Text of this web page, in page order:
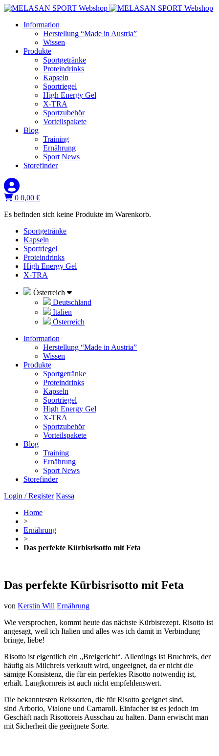
Information
Herstellung “Made in Austria”
Wissen
Produkte
Sportgetränke
Proteindrinks
Kapseln
Sportriegel
High Energy Gel
X-TRA
Sportzubehör
Vorteilspakete
Blog
Training
Ernährung
Sport News
Storefinder
0 0,00 €
Es befinden sich keine Produkte im Warenkorb.
Sportgetränke
Kapseln
Sportriegel
Proteindrinks
High Energy Gel
X-TRA
Österreich
Deutschland
Italien
Österreich
Information
Herstellung “Made in Austria”
Wissen
Produkte
Sportgetränke
Proteindrinks
Kapseln
Sportriegel
High Energy Gel
X-TRA
Sportzubehör
Vorteilspakete
Blog
Training
Ernährung
Sport News
Storefinder
Login / Register Kassa
Home
>
Ernährung
>
Das perfekte Kürbisrisotto mit Feta
Das perfekte Kürbisrisotto mit Feta
von Kerstin Will Ernährung
Wie versprochen, kommt heute das nächste Kürbisrezept. Risotto ist
angesagt, weil ich Italien und alles was ich damit in Verbindung
bringe, liebe!
Risotto ist eigentlich ein „Breigericht“. Allerdings ist Bruchreis, der
häufig als Milchreis verkauft wird, ungeeignet, da er nicht die
sämige Konsistenz, die für ein perfektes Risotto notwendig ist,
erhält. Langkornreis ist auch nicht empfehlenswert.
Die bekanntesten Reissorten, die für Risotto geeignet sind,
sind Arborio, Vialone und Carnaroli. Einfacher ist es jedoch im
Geschäft nach Risottoreis Ausschau zu halten. Dann erwischt man
mit Sicherheit die geeignete Sorte.